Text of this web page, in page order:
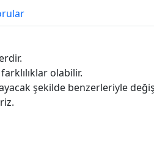
olabilir.
şekilde benzerleriyle